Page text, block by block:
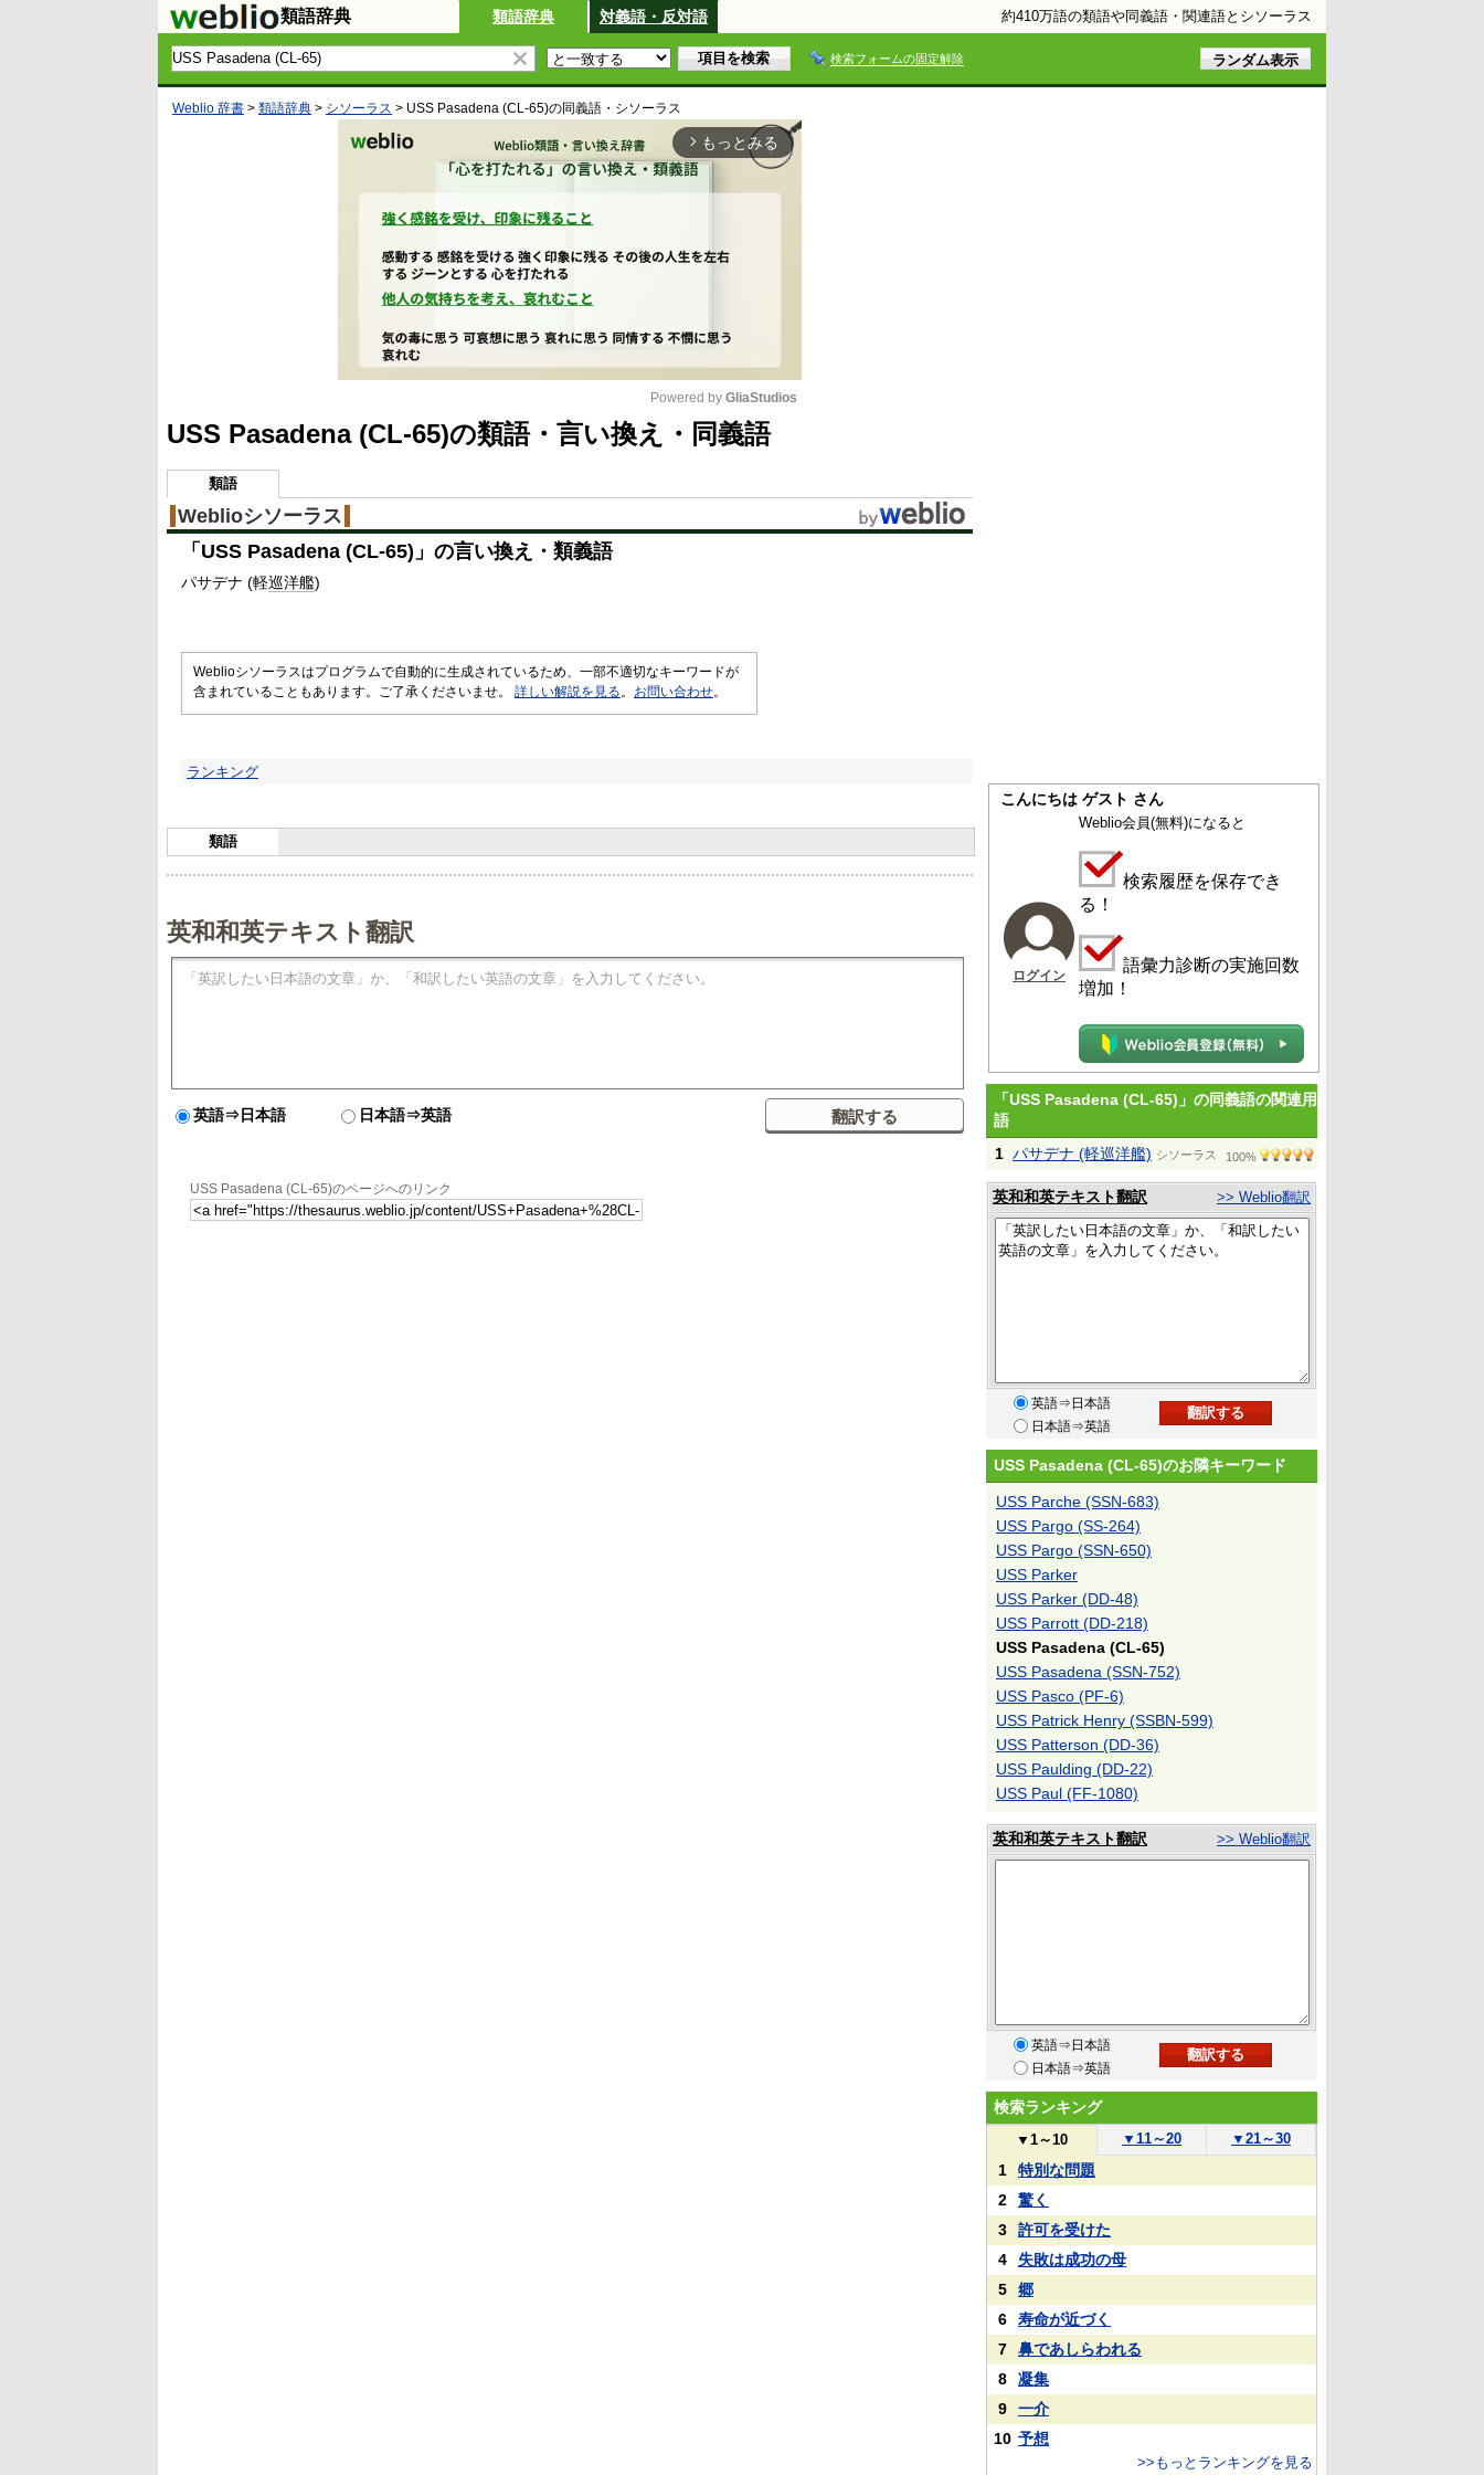
類語辞典 類語辞典 対義語・反対語 約410万語の類語や同義語・関連語とシソーラス
検索フォームの固定解除
Weblio 辞書 > 類語辞典 > シソーラス > USS Pasadena (CL-65)の同義語・シソーラス
arrow_forward_ios もっとみる
Powered by GliaStudios
USS Pasadena (CL-65)の類語・言い換え・同義語
類語
Weblioシソーラス
「 USS Pasadena (CL-65) 」の言い換え・類義語
パサデナ (軽巡洋艦)
Weblioシソーラスはプログラムで自動的に生成されているため、一部不適切なキーワードが
含まれていることもあります。ご了承くださいませ。 詳しい解説を見る 。 お問い合わせ。
ランキング
類語
英和和英テキスト翻訳
英語⇒日本語 日本語⇒英語
USS Pasadena (CL-65)のページへのリンク
こんにちは ゲスト さん
ログイン
Weblio会員(無料)になると
検索履歴を保存でき
る！
語彙力診断の実施回数
増加！
「USS Pasadena (CL-65)」の同義語の関連用
語
1 パサデナ (軽巡洋艦) シソーラス 100%
英和和英テキスト翻訳 >> Weblio翻訳
英語⇒日本語
日本語⇒英語
USS Pasadena (CL-65)のお隣キーワード
USS Parche (SSN-683)
USS Pargo (SS-264)
USS Pargo (SSN-650)
USS Parker
USS Parker (DD-48)
USS Parrott (DD-218)
USS Pasadena (CL-65)
USS Pasadena (SSN-752)
USS Pasco (PF-6)
USS Patrick Henry (SSBN-599)
USS Patterson (DD-36)
USS Paulding (DD-22)
USS Paul (FF-1080)
英和和英テキスト翻訳 >> Weblio翻訳
英語⇒日本語
日本語⇒英語
検索ランキング
▼ 1～10 ▼ 11～20 ▼ 21～30
1
特別な問題
2
驚く
3
許可を受けた
4
失敗は成功の母
5
郷
6
寿命が近づく
7
鼻であしらわれる
8
凝集
9
一介
10 予想
>>もっとランキングを見る